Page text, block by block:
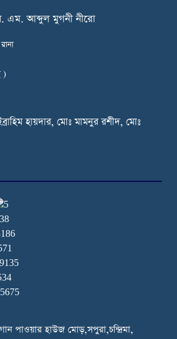
এম. আব্দুল মুগনী নীরো
)
হায়দার, মোঃ মামনুর রশীদ, মোঃ
পাওয়ার হাউজ মোড়,সপুরা,চন্দ্রিমা,